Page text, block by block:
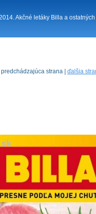
Akčné letáky Billa a
predchádzajúca strana | ďalšia